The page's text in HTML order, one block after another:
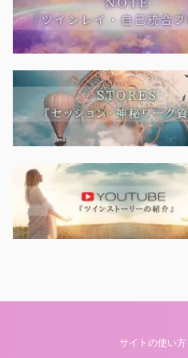
サイトの使い方